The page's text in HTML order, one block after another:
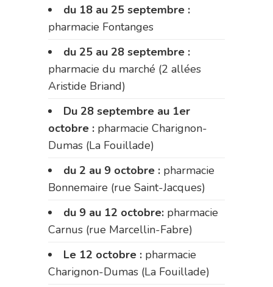
du 18 au 25 septembre :
pharmacie Fontanges
du 25 au 28 septembre :
pharmacie du marché (2 allées
Aristide Briand)
Du 28 septembre au 1er
octobre : pharmacie Charignon-
Dumas (La Fouillade)
du 2 au 9 octobre : pharmacie
Bonnemaire (rue Saint-Jacques)
du 9 au 12 octobre: pharmacie
Carnus (rue Marcellin-Fabre)
Le 12 octobre : pharmacie
Charignon-Dumas (La Fouillade)